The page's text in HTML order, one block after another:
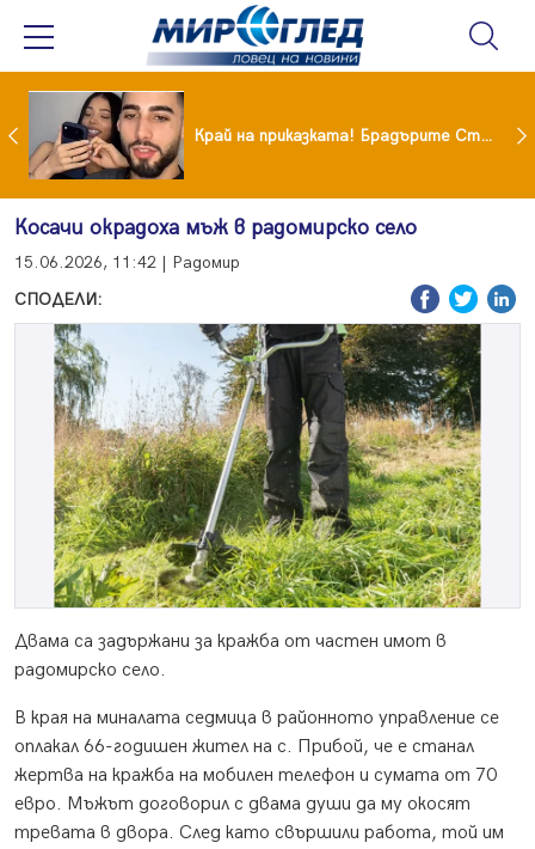
Коцето удари джакпота! Държавата му плаща 95 000 евро Край на приказката! Брадърите Стефан и Сияна се разделиха с гръм и трясък
Косачи окрадоха мъж в радомирско село
15.06.2026, 11:42 | Радомир
СПОДЕЛИ:
Двама са задържани за кражба от частен имот в
радомирско село.
В края на миналата седмица в районното управление се
оплакал 66-годишен жител на с. Прибой, че е станал
жертва на кражба на мобилен телефон и сумата от 70
евро. Мъжът договорил с двама души да му окосят
тревата в двора. След като свършили работа, той им